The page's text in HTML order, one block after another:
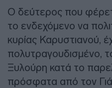
Ο δεύτερος που
το ενδεχόμενο να
κυρίας Καρυστιανού,
πολυτραγουδισμένο,
Ξυλούρη κατά το
πρόσφατα από τον